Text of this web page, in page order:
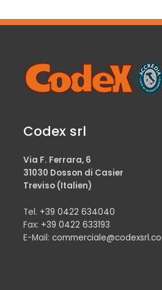
Codex srl
Via F. Ferrara, 6
31030 Dosson di Casier
Treviso (Italien)
Tel. +39 0422 634040
Fax: +39 0422 633193
E-Mail: